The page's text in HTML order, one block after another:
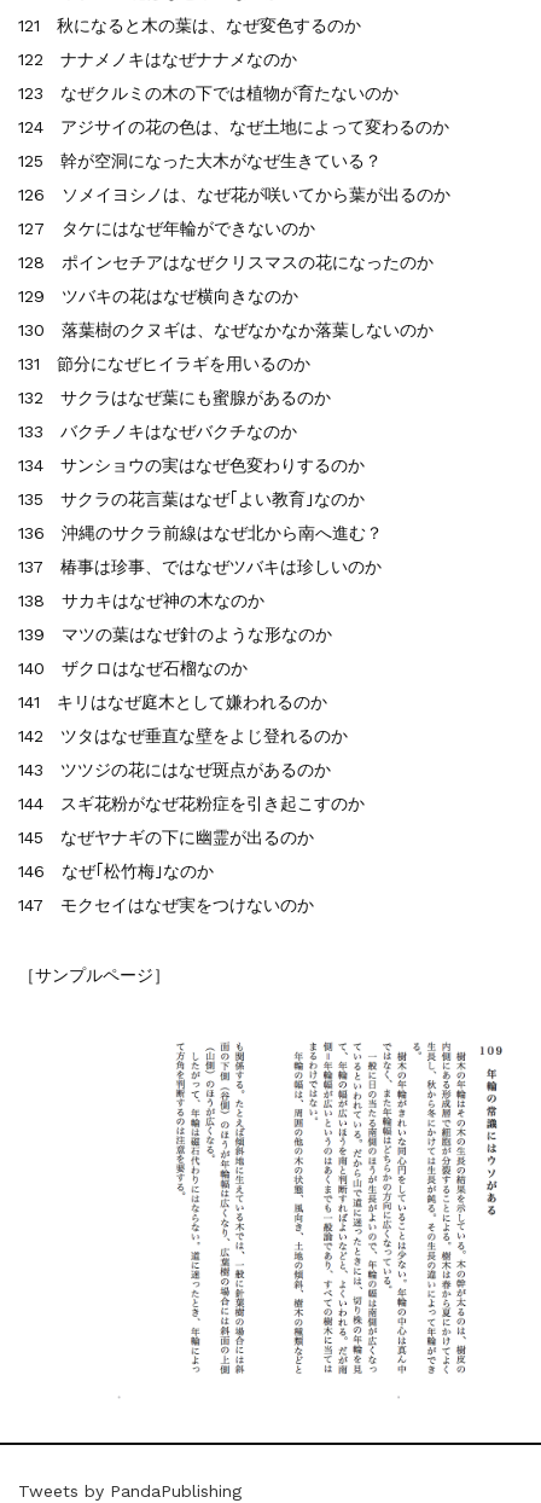
121 秋になると木の葉は、なぜ変色するのか
122 ナナメノキはなぜナナメなのか
123 なぜクルミの木の下では植物が育たないのか
124 アジサイの花の色は、なぜ土地によって変わるのか
125 幹が空洞になった大木がなぜ生きている？
126 ソメイヨシノは、なぜ花が咲いてから葉が出るのか
127 タケにはなぜ年輪ができないのか
128 ポインセチアはなぜクリスマスの花になったのか
129 ツバキの花はなぜ横向きなのか
130 落葉樹のクヌギは、なぜなかなか落葉しないのか
131 節分になぜヒイラギを用いるのか
132 サクラはなぜ葉にも蜜腺があるのか
133 バクチノキはなぜバクチなのか
134 サンショウの実はなぜ色変わりするのか
135 サクラの花言葉はなぜ｢よい教育｣なのか
136 沖縄のサクラ前線はなぜ北から南へ進む？
137 椿事は珍事、ではなぜツバキは珍しいのか
138 サカキはなぜ神の木なのか
139 マツの葉はなぜ針のような形なのか
140 ザクロはなぜ石榴なのか
141 キリはなぜ庭木として嫌われるのか
142 ツタはなぜ垂直な壁をよじ登れるのか
143 ツツジの花にはなぜ斑点があるのか
144 スギ花粉がなぜ花粉症を引き起こすのか
145 なぜヤナギの下に幽霊が出るのか
146 なぜ｢松竹梅｣なのか
147 モクセイはなぜ実をつけないのか
［サンプルページ］
Tweets by PandaPublishing